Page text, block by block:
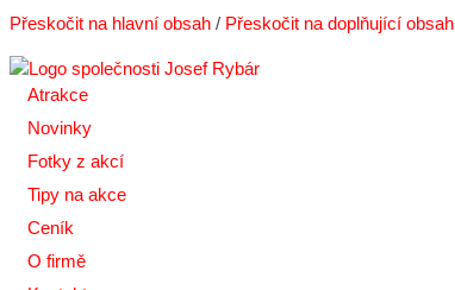
Přeskočit na hlavní obsah / Přeskočit na doplňující obsah
Atrakce
Novinky
Fotky z akcí
Tipy na akce
Ceník
O firmě